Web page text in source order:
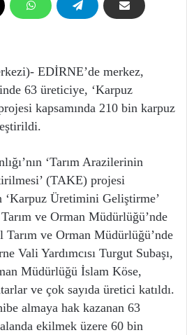
EDİRNE’de merkez,
63 üreticiye, ‘Karpuz
kapsamında 210 bin karpuz
‘Tarım Arazilerinin
(TAKE) projesi
‘Karpuz Üretimini Geliştirme’
ve Orman Müdürlüğü’nde
Tarım ve Orman Müdürlüğü’nde
Vali Yardımcısı Turgut Subaşı,
Müdürlüğü İslam Köse,
ve çok sayıda üretici katıldı.
almaya hak kazanan 63
ekilmek üzere 60 bin